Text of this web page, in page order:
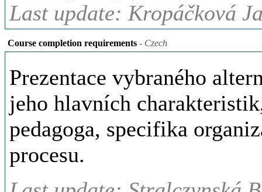
Last update: Kropáčková
Course completion requirements - Czech
Prezentace vybraného
jeho hlavních
pedagoga, specifika
procesu.